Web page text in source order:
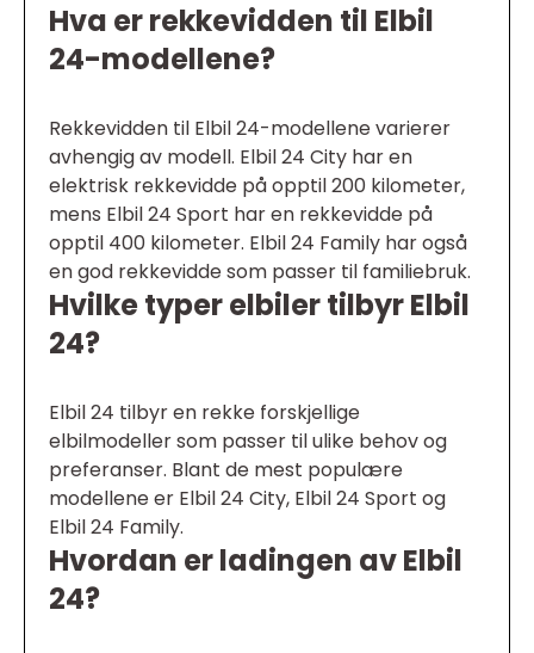
Hva er rekkevidden til Elbil
24-modellene?
Rekkevidden til Elbil 24-modellene varierer
avhengig av modell. Elbil 24 City har en
elektrisk rekkevidde på opptil 200 kilometer,
mens Elbil 24 Sport har en rekkevidde på
opptil 400 kilometer. Elbil 24 Family har også
en god rekkevidde som passer til familiebruk.
Hvilke typer elbiler tilbyr Elbil
24?
Elbil 24 tilbyr en rekke forskjellige
elbilmodeller som passer til ulike behov og
preferanser. Blant de mest populære
modellene er Elbil 24 City, Elbil 24 Sport og
Elbil 24 Family.
Hvordan er ladingen av Elbil
24?